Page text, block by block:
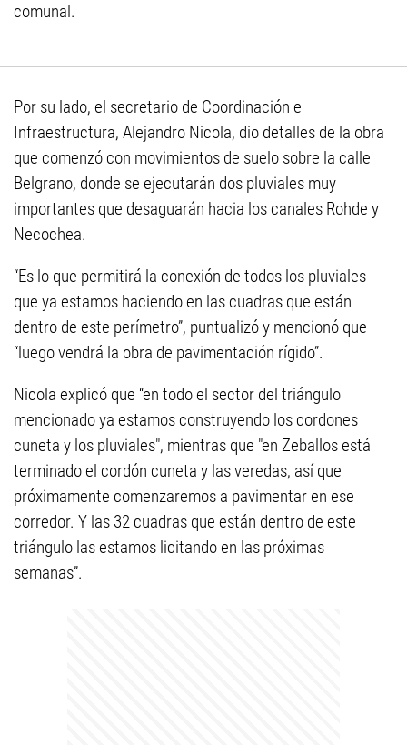
comunal.
Por su lado, el secretario de Coordinación e
Infraestructura, Alejandro Nicola, dio detalles de la obra
que comenzó con movimientos de suelo sobre la calle
Belgrano, donde se ejecutarán dos pluviales muy
importantes que desaguarán hacia los canales Rohde y
Necochea.
“Es lo que permitirá la conexión de todos los pluviales
que ya estamos haciendo en las cuadras que están
dentro de este perímetro”, puntualizó y mencionó que
“luego vendrá la obra de pavimentación rígido”.
Nicola explicó que “en todo el sector del triángulo
mencionado ya estamos construyendo los cordones
cuneta y los pluviales", mientras que "en Zeballos está
terminado el cordón cuneta y las veredas, así que
próximamente comenzaremos a pavimentar en ese
corredor. Y las 32 cuadras que están dentro de este
triángulo las estamos licitando en las próximas
semanas”.